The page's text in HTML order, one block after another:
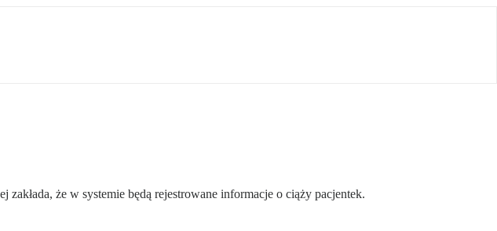
że w systemie będą rejestrowane informacje o ciąży pacjentek.